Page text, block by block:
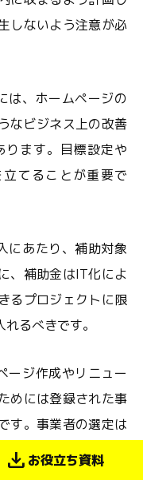
しないよう注意が必
は、ホームページの
なビジネス上の改善
ます。目標設定や
てることが重要で
にあたり、補助対象
、補助金はIT化によ
るプロジェクトに限
るべきです。
ージ作成やリニュー
めには登録された事
す。事業者の選定は
や信頼性を確認しま
download お役立ち資料